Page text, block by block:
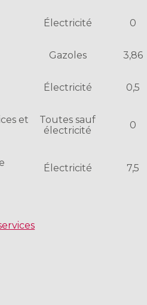
Électricité 0
Gazoles 3,86
Électricité 0,5
et
Toutes sauf
électricité
0
Électricité 7,5